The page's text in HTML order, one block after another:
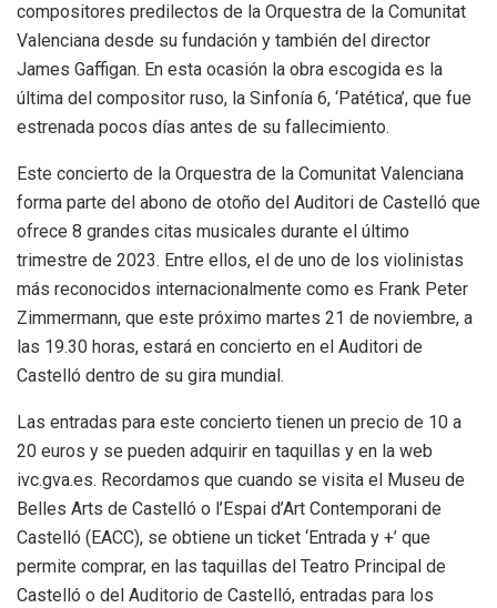
compositores predilectos de la Orquestra de la Comunitat
Valenciana desde su fundación y también del director
James Gaffigan. En esta ocasión la obra escogida es la
última del compositor ruso, la Sinfonía 6, ‘Patética’, que fue
estrenada pocos días antes de su fallecimiento.
Este concierto de la Orquestra de la Comunitat Valenciana
forma parte del abono de otoño del Auditori de Castelló que
ofrece 8 grandes citas musicales durante el último
trimestre de 2023. Entre ellos, el de uno de los violinistas
más reconocidos internacionalmente como es Frank Peter
Zimmermann, que este próximo martes 21 de noviembre, a
las 19.30 horas, estará en concierto en el Auditori de
Castelló dentro de su gira mundial.
Las entradas para este concierto tienen un precio de 10 a
20 euros y se pueden adquirir en taquillas y en la web
ivc.gva.es. Recordamos que cuando se visita el Museu de
Belles Arts de Castelló o l’Espai d’Art Contemporani de
Castelló (EACC), se obtiene un ticket ‘Entrada y +’ que
permite comprar, en las taquillas del Teatro Principal de
Castelló o del Auditorio de Castelló, entradas para los